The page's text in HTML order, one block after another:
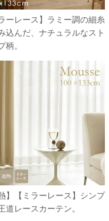
ーレース】ラミー調の細糸
込んだ、ナチュラルなスト
柄。
熱】【ミラーレース】シンプ
道レースカーテン。